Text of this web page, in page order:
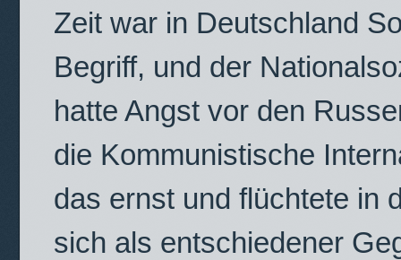
Zeit war in Deutschland
Begriff, und der
hatte Angst vor den
die Kommunistische
das ernst und flüchtete in
sich als entschiedener